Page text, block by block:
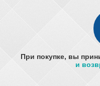
При покупке, вы
и